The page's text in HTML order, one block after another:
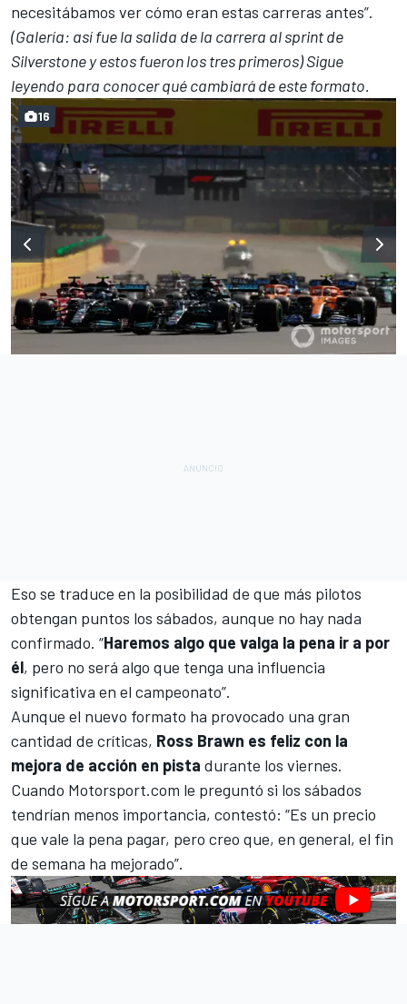
necesitábamos ver cómo eran estas carreras antes”.
(Galería: así fue la salida de la carrera al sprint de
Silverstone y estos fueron los tres primeros) Sigue
leyendo para conocer qué cambiará de este formato.
16
Eso se traduce en la posibilidad de que más pilotos
obtengan puntos los sábados, aunque no hay nada
confirmado. “Haremos algo que valga la pena ir a por
él, pero no será algo que tenga una influencia
significativa en el campeonato”.
Aunque el nuevo formato ha provocado una gran
cantidad de críticas, Ross Brawn es feliz con la
mejora de acción en pista durante los viernes.
Cuando Motorsport.com le preguntó si los sábados
tendrían menos importancia, contestó: “Es un precio
que vale la pena pagar, pero creo que, en general, el fin
de semana ha mejorado”.